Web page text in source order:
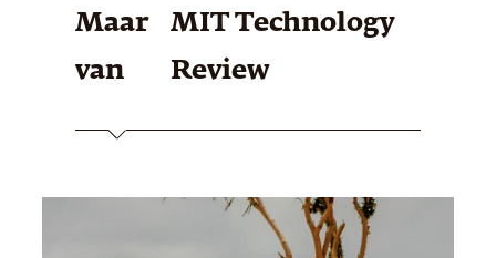
Maar
van
MIT Technology
Review